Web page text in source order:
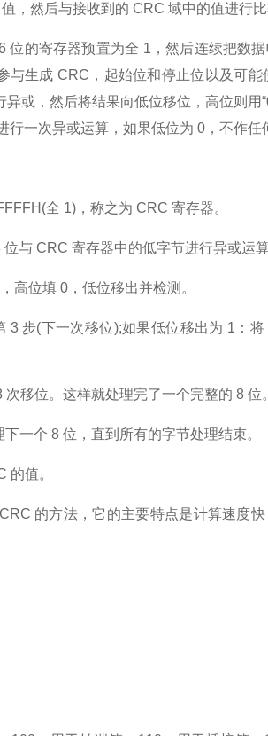
，然后与接收到的 CRC 域中的值进行
的寄存器预置为全 1，然后连续把数据
与生成 CRC，起始位和停止位以及可
或，然后将结果向低位移位，高位则
一次异或运算，如果低位为 0，不作任
全 1)，称之为 CRC 寄存器。
CRC 寄存器中的低字节进行异或运算
位填 0，低位移出并检测。
(下一次移位);如果低位移出为 1：将
位。这样就处理完了一个完整的 8 位。
个 8 位，直到所有的字节处理结束。
值。
的方法，它的主要特点是计算速度快